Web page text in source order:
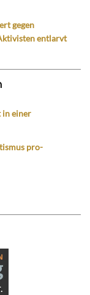
gegen
entlarvt
in einer
pro-